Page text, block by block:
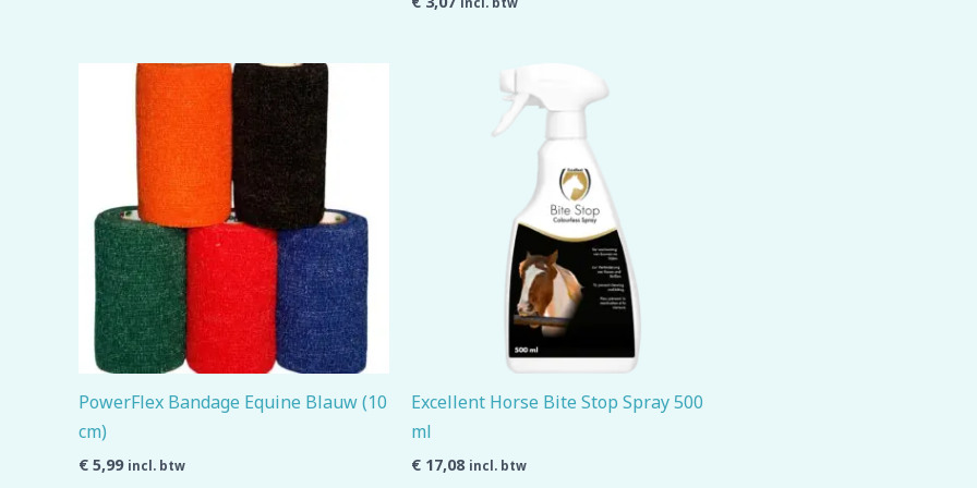
PowerFlex Bandage Equine Blauw (10
cm)
€ 5,99 incl. btw
Excellent Horse Bite Stop Spray 500
ml
€ 17,08 incl. btw